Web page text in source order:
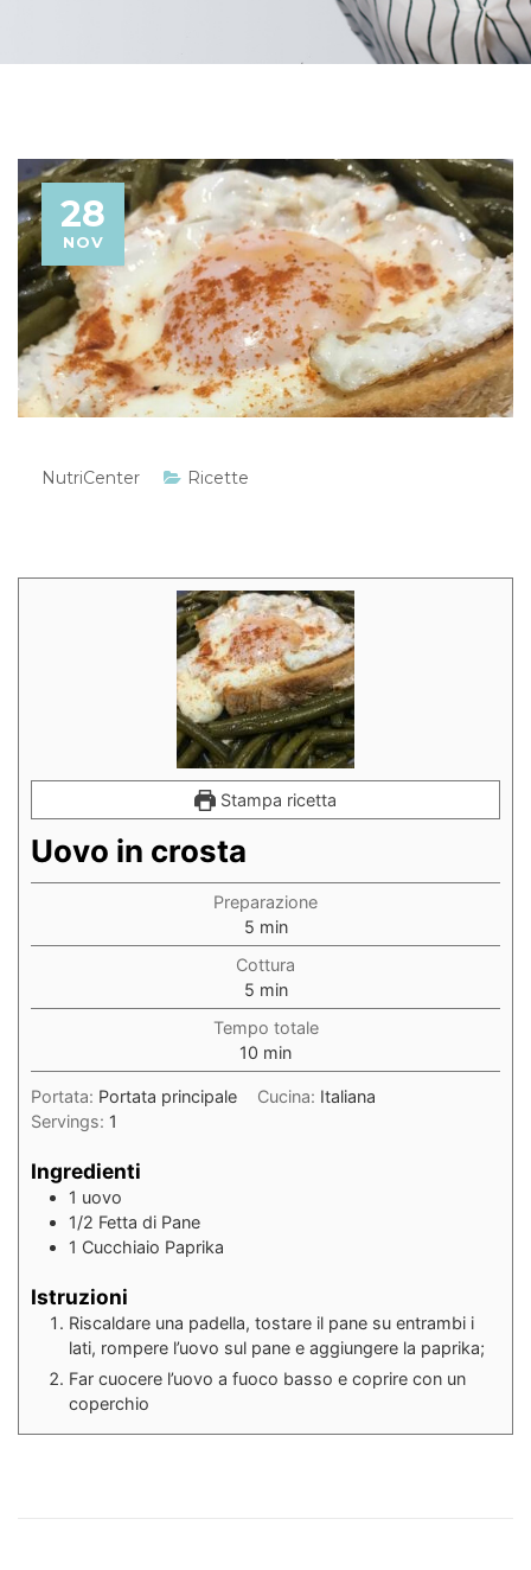
28
NOV
NutriCenter Ricette
Stampa ricetta
Uovo in crosta
Preparazione
5minuti
min
Cottura
5minuti
min
Tempo totale
10 minuti
min
Portata: Portata principale Cucina: Italiana
Servings: 1
Ingredienti
1 uovo
1/2 Fetta di Pane
1 Cucchiaio Paprika
Istruzioni
Riscaldare una padella, tostare il pane su entrambi i
lati, rompere l’uovo sul pane e aggiungere la paprika;
Far cuocere l’uovo a fuoco basso e coprire con un
coperchio